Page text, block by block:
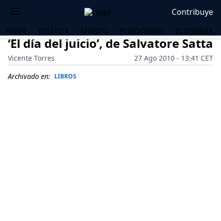
Contribuye
HOME POLÍTICA MUNDO PERIODISMO ECONOMÍA
‘El día del juicio’, de Salvatore Satta
Vicente Torres
27 Ago 2010 - 13:41 CET
Archivado en: LIBROS